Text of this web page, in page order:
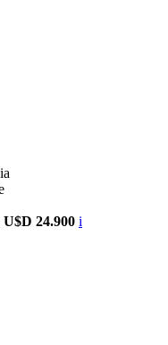
24.900 i